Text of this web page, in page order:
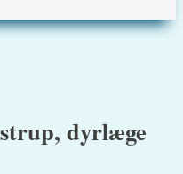
dyrlæge